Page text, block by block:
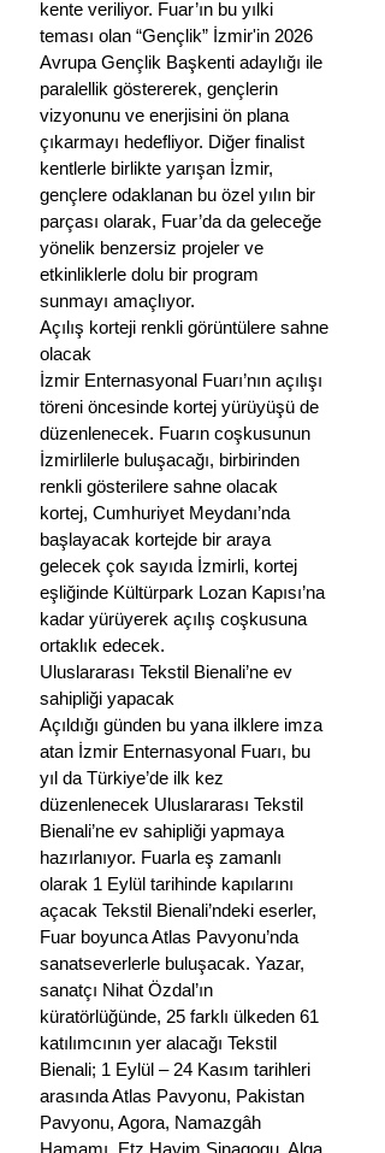
kente veriliyor. Fuar’ın bu yılki
teması olan “Gençlik” İzmir'in 2026
Avrupa Gençlik Başkenti adaylığı ile
paralellik göstererek, gençlerin
vizyonunu ve enerjisini ön plana
çıkarmayı hedefliyor. Diğer finalist
kentlerle birlikte yarışan İzmir,
gençlere odaklanan bu özel yılın bir
parçası olarak, Fuar’da da geleceğe
yönelik benzersiz projeler ve
etkinliklerle dolu bir program
sunmayı amaçlıyor.
Açılış korteji renkli görüntülere sahne
olacak
İzmir Enternasyonal Fuarı’nın açılışı
töreni öncesinde kortej yürüyüşü de
düzenlenecek. Fuarın coşkusunun
İzmirlilerle buluşacağı, birbirinden
renkli gösterilere sahne olacak
kortej, Cumhuriyet Meydanı’nda
başlayacak kortejde bir araya
gelecek çok sayıda İzmirli, kortej
eşliğinde Kültürpark Lozan Kapısı’na
kadar yürüyerek açılış coşkusuna
ortaklık edecek.
Uluslararası Tekstil Bienali’ne ev
sahipliği yapacak
Açıldığı günden bu yana ilklere imza
atan İzmir Enternasyonal Fuarı, bu
yıl da Türkiye’de ilk kez
düzenlenecek Uluslararası Tekstil
Bienali’ne ev sahipliği yapmaya
hazırlanıyor. Fuarla eş zamanlı
olarak 1 Eylül tarihinde kapılarını
açacak Tekstil Bienali’ndeki eserler,
Fuar boyunca Atlas Pavyonu’nda
sanatseverlerle buluşacak. Yazar,
sanatçı Nihat Özdal’ın
küratörlüğünde, 25 farklı ülkeden 61
katılımcının yer alacağı Tekstil
Bienali; 1 Eylül – 24 Kasım tarihleri
arasında Atlas Pavyonu, Pakistan
Pavyonu, Agora, Namazgâh
Hamamı, Etz Hayim Sinagogu, Alga